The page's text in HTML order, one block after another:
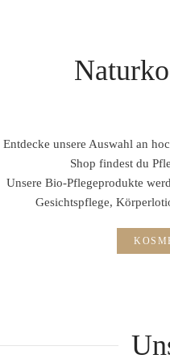
Entdecke unsere Auswahl an
Shop findest du
Unsere Bio-Pflegeprodukte
Gesichtspflege,